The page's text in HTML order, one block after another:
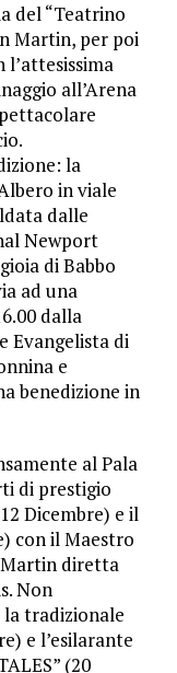
del “Teatrino
Martin, per poi
all’Arena
la
in viale
dalle
Newport
di Babbo
ad una
dalla
Evangelista di
e
benedizione in
al Pala
di prestigio
Dicembre) e il
con il Maestro
Martin diretta
Non
tradizionale
e l’esilarante
(20